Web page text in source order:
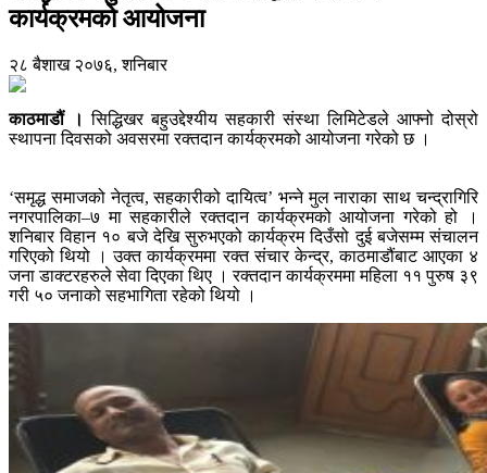
कार्यक्रमको आयोजना
२८ बैशाख २०७६, शनिबार
काठमाडौं । सिद्धिखर बहुउद्देश्यीय सहकारी संस्था लिमिटेडले आफ्नो दोस्रो
स्थापना दिवसको अवसरमा रक्तदान कार्यक्रमको आयोजना गरेको छ ।
‘समृद्ध समाजको नेतृत्व, सहकारीको दायित्व’ भन्ने मुल नाराका साथ चन्द्रागिरि
नगरपालिका–७ मा सहकारीले रक्तदान कार्यक्रमको आयोजना गरेको हो ।
शनिबार विहान १० बजे देखि सुरुभएको कार्यक्रम दिउँसो दुई बजेसम्म संचालन
गरिएको थियो । उक्त कार्यक्रममा रक्त संचार केन्द्र, काठमाडौंबाट आएका ४
जना डाक्टरहरुले सेवा दिएका थिए । रक्तदान कार्यक्रममा महिला ११ पुरुष ३९
गरी ५० जनाको सहभागिता रहेको थियो ।